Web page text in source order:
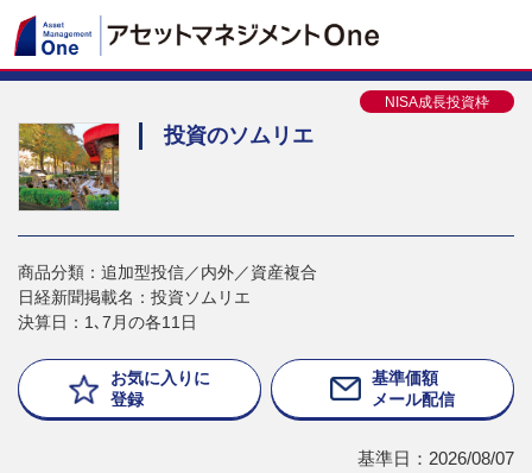
NISA成長投資枠
投資のソムリエ
商品分類：追加型投信／内外／資産複合
日経新聞掲載名：投資ソムリエ
決算日：1､7月の各11日
お気に入りに
登録
基準価額
メール配信
基準日：2026/08/07